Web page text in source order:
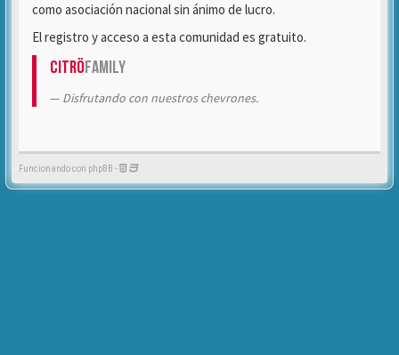
como asociación nacional sin ánimo de lucro.
El registro y acceso a esta comunidad es gratuito.
CitröFamily
Disfrutando con nuestros chevrones.
Funcionando con phpBB -